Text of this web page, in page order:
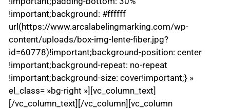
!important;background: #ffffff
url(https://www.arcalabelingmarking.com/wp-
content/uploads/box-img-lente-fiber.jpg?
id=60778)!important;background-position: center
!important;background-repeat: no-repeat
!important;background-size: cover!important;} »
el_class= »bg-right »][vc_column_text]
[/vc_column_text][/vc_column][vc_column